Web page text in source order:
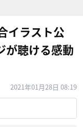
イラスト公
が聴ける感動
2021年01月28日 08:19